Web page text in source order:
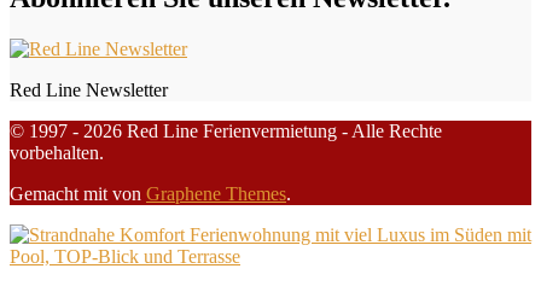
Red Line Newsletter
© 1997 - 2026 Red Line Ferienvermietung - Alle Rechte
vorbehalten.
Gemacht mit von Graphene Themes.